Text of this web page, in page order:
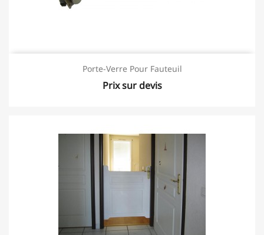
Porte-Verre Pour Fauteuil
Prix sur devis